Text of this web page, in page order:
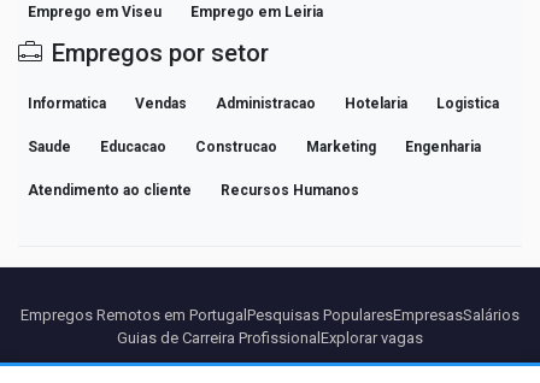
Emprego em Viseu Emprego em Leiria
Empregos por setor
Informatica Vendas Administracao Hotelaria Logistica
Saude Educacao Construcao Marketing Engenharia
Atendimento ao cliente Recursos Humanos
Empregos Remotos em Portugal Pesquisas PopularesEmpresasSalários
Guias de Carreira Profissional Explorar vagas